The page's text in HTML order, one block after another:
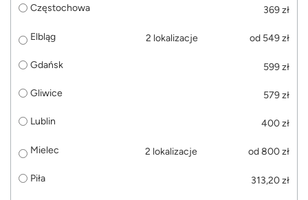
Częstochowa 369 zł
Elbląg 2 lokalizacje od 549 zł
Gdańsk 599 zł
Gliwice 579 zł
Lublin 400 zł
Mielec 2 lokalizacje od 800 zł
Piła 313,20 zł